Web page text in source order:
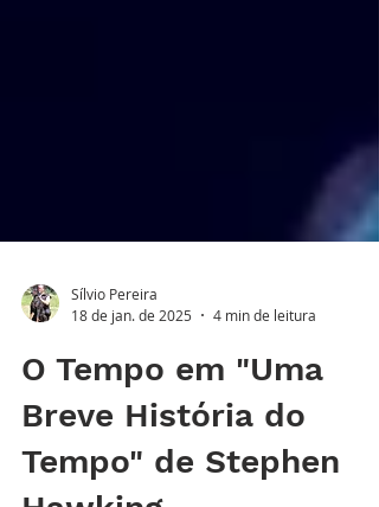
18 de jan. de 2025
4 min de leitura